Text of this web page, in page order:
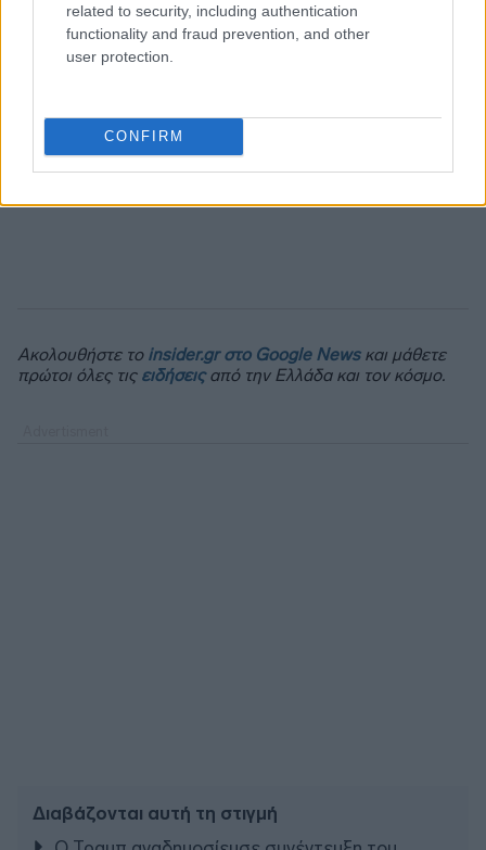
related to security, including authentication
functionality and fraud prevention, and other
user protection.
CONFIRM
Ακολουθήστε το insider.gr στο Google Newsκαι μάθετε
πρώτοι όλες τις ειδήσειςαπό την Ελλάδα και τον κόσμο.
Διαβάζονται αυτή τη στιγμή